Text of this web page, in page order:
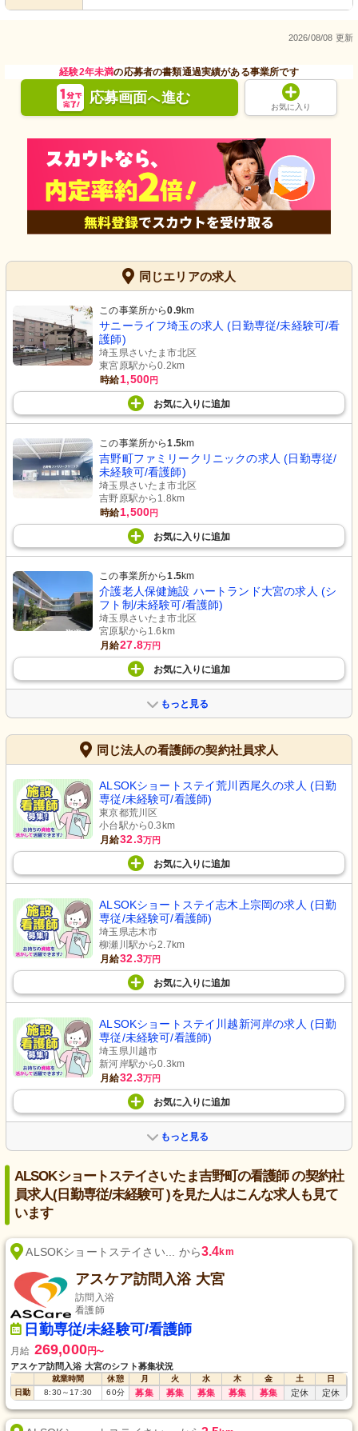
2026/08/08 更新
経験2年未満の応募者の書類通過実績がある事業所です
応募画面へ進む
お気に入り
同じエリアの求人
この事業所から0.9km
サニーライフ埼玉の求人 (日勤専従/未経験可/看
護師)
埼玉県さいたま市北区
東宮原駅から0.2km
時給1,500円
お気に入り に追加
この事業所から1.5km
吉野町ファミリークリニックの求人 (日勤専従/
未経験可/看護師)
埼玉県さいたま市北区
吉野原駅から1.8km
時給1,500円
お気に入り に追加
この事業所から1.5km
介護老人保健施設 ハートランド大宮の求人 (シ
フト制/未経験可/看護師)
埼玉県さいたま市北区
宮原駅から1.6km
月給27.8万円
お気に入り に追加
もっと見る
同じ法人の看護師の契約社員求人
ALSOKショートステイ荒川西尾久の求人 (日勤
専従/未経験可/看護師)
東京都荒川区
小台駅から0.3km
月給32.3万円
お気に入り に追加
ALSOKショートステイ志木上宗岡の求人 (日勤
専従/未経験可/看護師)
埼玉県志木市
柳瀬川駅から2.7km
月給32.3万円
お気に入り に追加
ALSOKショートステイ川越新河岸の求人 (日勤
専従/未経験可/看護師)
埼玉県川越市
新河岸駅から0.3km
月給32.3万円
お気に入り に追加
もっと見る
ALSOKショートステイさいたま吉野町の看護師 の契約社
員求人(日勤専従/未経験可 )を見た人はこんな求人も見て
います
ALSOKショートステイさい... から3.4km
アスケア訪問入浴 大宮
訪問入浴
看護師
日勤専従/未経験可/看護師
月給 269,000円〜
アスケア訪問入浴 大宮のシフト募集状況
就業時間 休憩 月 火 水 木 金 土
日
日勤
8:30～17:30 60分 募集 募集 募集 募集 募集 定休 定休